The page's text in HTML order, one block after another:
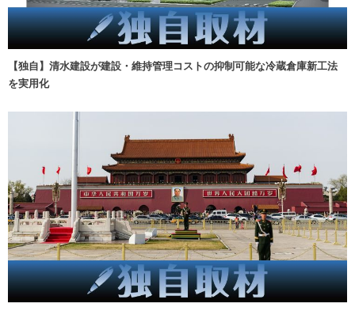
【独自】清水建設が建設・維持管理コストの抑制可能な冷蔵倉庫新工法
を実用化